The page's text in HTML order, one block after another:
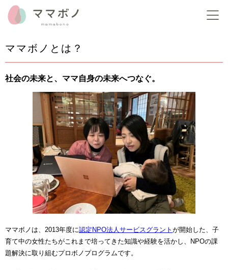
ママボノとは？
社会の未来と、ママ自身の未来へつなぐ。
ママボノは、2013年度に認定NPO法人サービスグラント が開始した、 子
育て中の女性たちがこれまで培ってきた知識や経験を活かし、NPOの課
題解決に取り組むプロボノプログラムです。